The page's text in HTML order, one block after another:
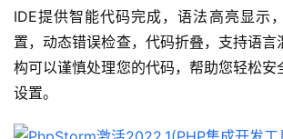
IDE提供智能代码完成，语法高亮显示
置，动态错误检查，代码折叠，支持语言
构可以谨慎处理您的代码，帮助您轻松安
设置。